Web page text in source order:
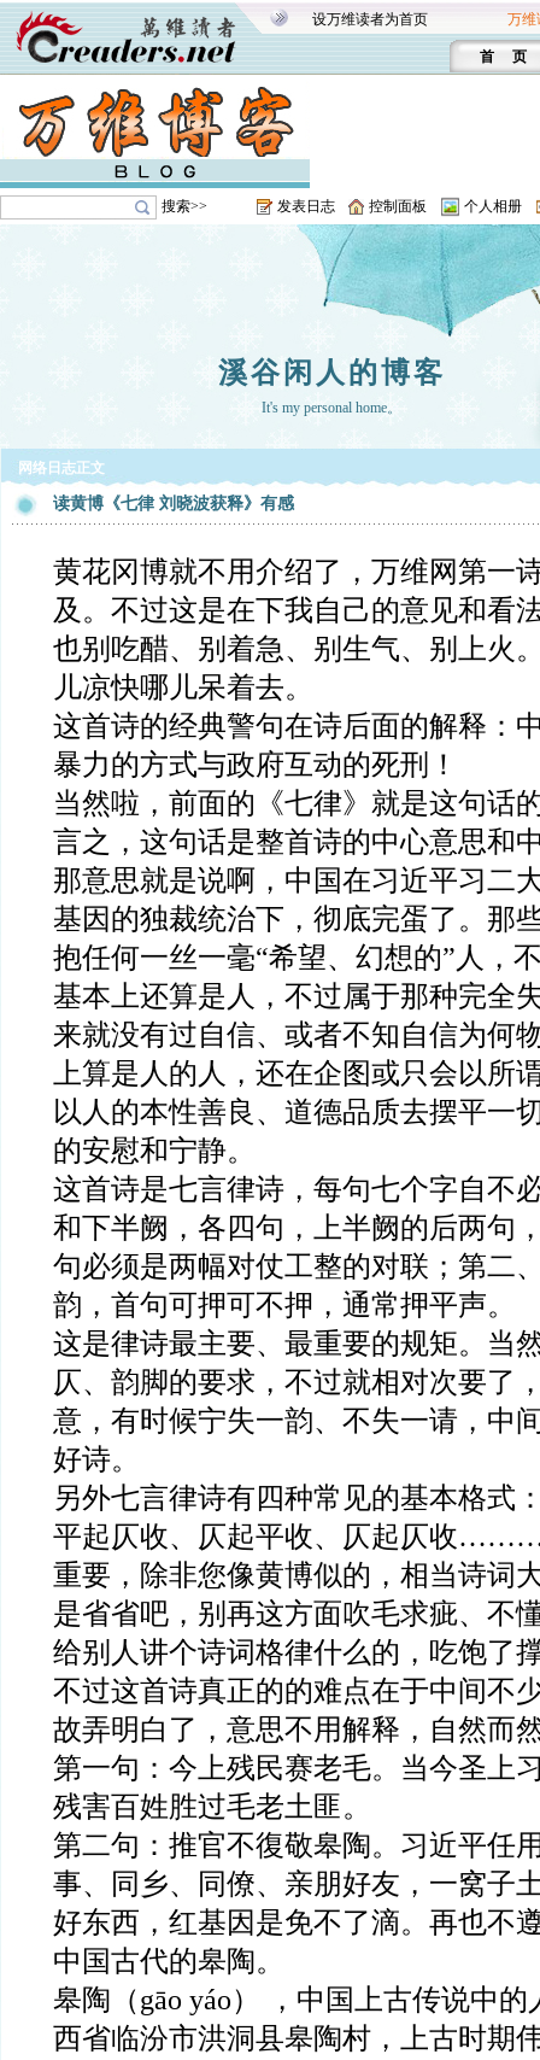
设万维读者为首页 万维
首 页
搜索>> 发表日志 控制面板 个人相册
溪谷闲人的博客
It's my personal home。
网络日志正文
读黄博《七律 刘晓波获释》有感
黄花冈博就不用介绍了，万维网第一
及。不过这是在下我自己的意见和看
也别吃醋、别着急、别生气、别上火
儿凉快哪儿呆着去。
这首诗的经典警句在诗后面的解释：
暴力的方式与政府互动的死刑！
当然啦，前面的《七律》就是这句话
言之，这句话是整首诗的中心意思和
那意思就是说啊，中国在习近平习二
基因的独裁统治下，彻底完蛋了。那
抱任何一丝一毫“希望、幻想的”人，
基本上还算是人，不过属于那种完全
来就没有过自信、或者不知自信为何
上算是人的人，还在企图或只会以所
以人的本性善良、道德品质去摆平一
的安慰和宁静。
这首诗是七言律诗，每句七个字自不
和下半阙，各四句，上半阙的后两句
句必须是两幅对仗工整的对联；第二
韵，首句可押可不押，通常押平声。
这是律诗最主要、最重要的规矩。当
仄、韵脚的要求，不过就相对次要了
意，有时候宁失一韵、不失一请，中
好诗。
另外七言律诗有四种常见的基本格式
平起仄收、仄起平收、仄起仄收
重要，除非您像黄博似的，相当诗词
是省省吧，别再这方面吹毛求疵、不
给别人讲个诗词格律什么的，吃饱了
不过这首诗真正的的难点在于中间不
故弄明白了，意思不用解释，自然而
第一句：今上残民赛老毛。当今圣上
残害百姓胜过毛老土匪。
第二句：推官不復敬皋陶。习近平任
事、同乡、同僚、亲朋好友，一窝子
好东西，红基因是免不了滴。再也不
中国古代的皋陶。
皋陶（gāo yáo） ，中国上古传说中
西省临汾市洪洞县皋陶村，上古时期